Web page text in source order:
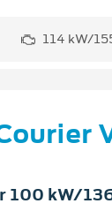
114 kW/
100 kW/